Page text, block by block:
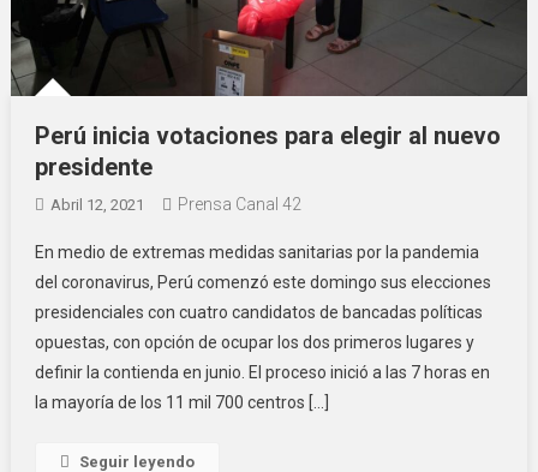
Perú inicia votaciones para elegir al nuevo
presidente
Abril 12, 2021 Prensa Canal 42
En medio de extremas medidas sanitarias por la pandemia
del coronavirus, Perú comenzó este domingo sus elecciones
presidenciales con cuatro candidatos de bancadas políticas
opuestas, con opción de ocupar los dos primeros lugares y
definir la contienda en junio. El proceso inició a las 7 horas en
la mayoría de los 11 mil 700 centros […]
Seguir leyendo